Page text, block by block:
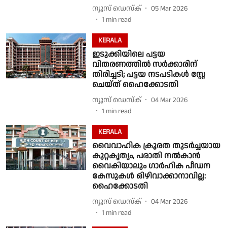
ന്യൂസ് ഡെസ്ക്
05 Mar 2026
1 min read
KERALA
ഇടുക്കിയിലെ പട്ടയ
വിതരണത്തില്‍ സര്‍ക്കാരിന്
തിരിച്ചടി; പട്ടയ നടപടികള്‍ സ്റ്റേ
ചെയ്ത് ഹൈക്കോടതി
ന്യൂസ് ഡെസ്ക്
04 Mar 2026
1 min read
KERALA
വൈവാഹിക ക്രൂരത തുടര്‍ച്ചയായ
കുറ്റകൃത്യം, പരാതി നല്‍കാന്‍
വൈകിയാലും ഗാര്‍ഹിക പീഡന
കേസുകള്‍ ഒിഴിവാക്കാനാവില്ല:
ഹൈക്കോടതി
ന്യൂസ് ഡെസ്ക്
04 Mar 2026
1 min read